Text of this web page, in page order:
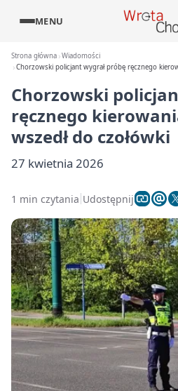
MENU
Strona główna Wiadomości
Chorzowski policjant wygrał próbę ręcznego
Chorzowski
ręcznego
wszedł do czołówki
27 kwietnia 2026
1 min czytania Udostępnij